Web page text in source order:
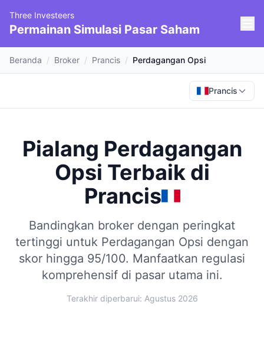
Three Investeers
Permainan Simulasi Pasar Saham
Beranda / Broker / Prancis / Perdagangan Opsi
Prancis
Pialang Perdagangan
Opsi Terbaikdi
Prancis
Bandingkan broker dengan peringkat
tertinggi untuk Perdagangan Opsi dengan
skor hingga 95/100. Manfaatkan regulasi
komprehensif di pasar utama ini.
Terakhir diperbarui: Agustus 2026